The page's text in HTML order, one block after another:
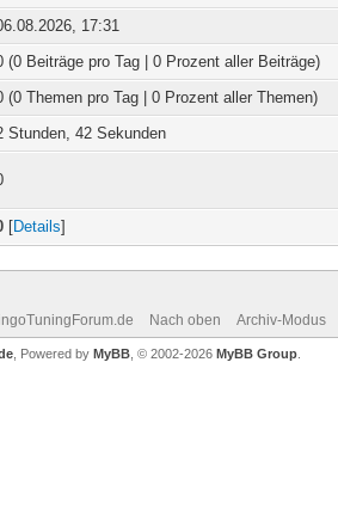
17:31
(0 Beiträge pro Tag | 0 Prozent aller Beiträge)
(0 Themen pro Tag | 0 Prozent aller Themen)
Stunden, 42 Sekunden
[Details]
Nach oben Archiv-Modus
, Powered by MyBB , © 2002-2026 MyBB Group